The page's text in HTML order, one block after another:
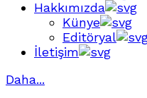
Hakkımızda
Künye
Editöryal
İletişim
Daha...